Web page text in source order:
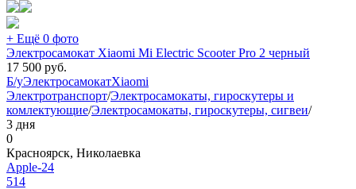
+ Ещё 0 фото
Электросамокат Xiaomi Mi Electric Scooter Pro 2 черный
17 500 руб.
Б/уЭлектросамокатXiaomi
Электротранспорт/Электросамокаты, гироскутеры и
комлектующие/Электросамокаты, гироскутеры, сигвеи/
3 дня
0
Красноярск, Николаевка
Apple-24
514